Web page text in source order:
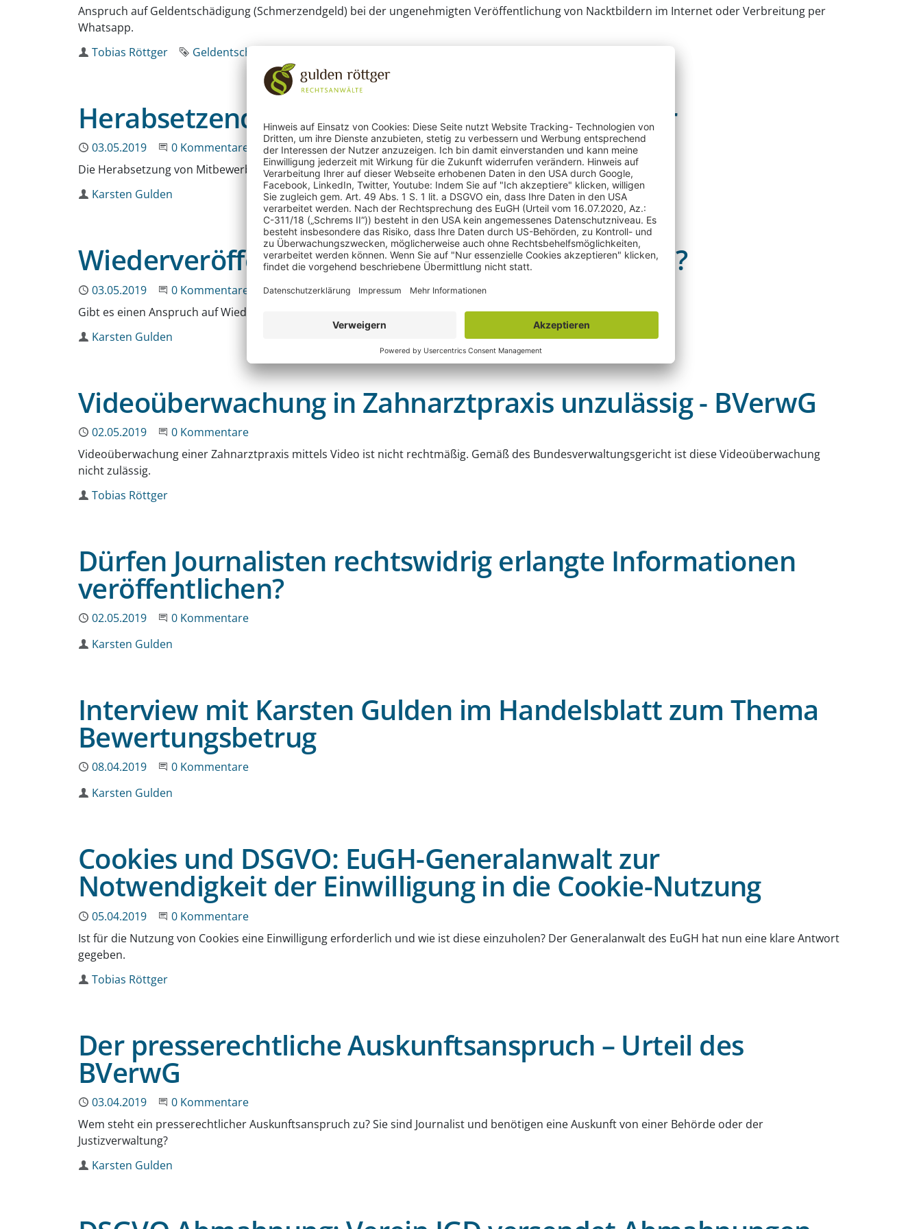
Anspruch auf Geldentschädigung (Schmerzendgeld) bei der ungenehmigten Veröffentlichung von Nacktbildern im Internet oder Verbreitung per
Whatsapp.
Autor
Tobias Röttger Schlagworte
Geldentschädigung
Herabsetzende Äußerungen über Mitbewerber
Publiziert
03.05.2019 Beginne eine Unterhaltung
0 Kommentare
Die Herabsetzung von Mitbewerbern verstößt gegen die Vorschriften des UWG.
Autor
Karsten Gulden
Wiederveröffentlichung positiver Bewertungen?
Publiziert
03.05.2019 Beginne eine Unterhaltung
0 Kommentare
Gibt es einen Anspruch auf Wiederveröffentlichung einer Bewertung?
Autor
Karsten Gulden
Videoüberwachung in Zahnarztpraxis unzulässig - BVerwG
Publiziert
02.05.2019 Beginne eine Unterhaltung
0 Kommentare
Videoüberwachung einer Zahnarztpraxis mittels Video ist nicht rechtmäßig. Gemäß des Bundesverwaltungsgericht ist diese Videoüberwachung
nicht zulässig.
Autor
Tobias Röttger
Dürfen Journalisten rechtswidrig erlangte Informationen
veröffentlichen?
Publiziert
02.05.2019 Beginne eine Unterhaltung
0 Kommentare
Autor
Karsten Gulden
Interview mit Karsten Gulden im Handelsblatt zum Thema
Bewertungsbetrug
Publiziert
08.04.2019 Beginne eine Unterhaltung
0 Kommentare
Autor
Karsten Gulden
Cookies und DSGVO: EuGH-Generalanwalt zur
Notwendigkeit der Einwilligung in die Cookie-Nutzung
Publiziert
05.04.2019 Beginne eine Unterhaltung
0 Kommentare
Ist für die Nutzung von Cookies eine Einwilligung erforderlich und wie ist diese einzuholen? Der Generalanwalt des EuGH hat nun eine klare Antwort
gegeben.
Autor
Tobias Röttger
Der presserechtliche Auskunftsanspruch – Urteil des
BVerwG
Publiziert
03.04.2019 Beginne eine Unterhaltung
0 Kommentare
Wem steht ein presserechtlicher Auskunftsanspruch zu? Sie sind Journalist und benötigen eine Auskunft von einer Behörde oder der
Justizverwaltung?
Autor
Karsten Gulden